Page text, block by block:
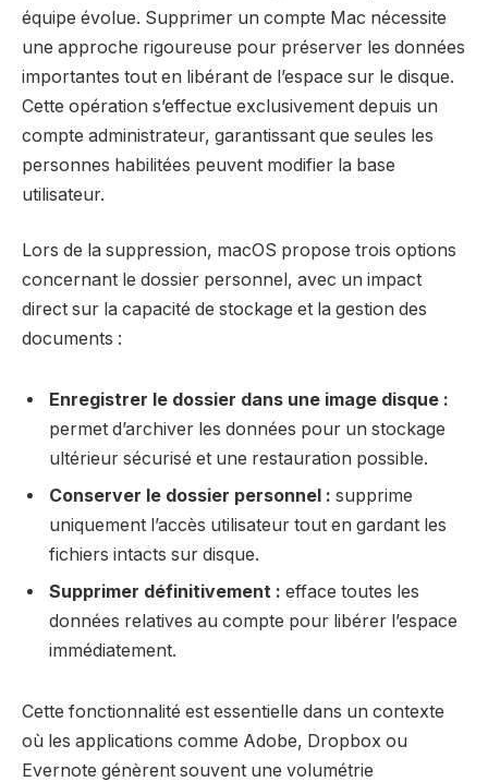
équipe évolue. Supprimer un compte Mac nécessite
une approche rigoureuse pour préserver les données
importantes tout en libérant de l’espace sur le disque.
Cette opération s’effectue exclusivement depuis un
compte administrateur, garantissant que seules les
personnes habilitées peuvent modifier la base
utilisateur.
Lors de la suppression, macOS propose trois options
concernant le dossier personnel, avec un impact
direct sur la capacité de stockage et la gestion des
documents :
Enregistrer le dossier dans une image disque :
permet d’archiver les données pour un stockage
ultérieur sécurisé et une restauration possible.
Conserver le dossier personnel : supprime
uniquement l’accès utilisateur tout en gardant les
fichiers intacts sur disque.
Supprimer définitivement : efface toutes les
données relatives au compte pour libérer l’espace
immédiatement.
Cette fonctionnalité est essentielle dans un contexte
où les applications comme Adobe, Dropbox ou
Evernote génèrent souvent une volumétrie